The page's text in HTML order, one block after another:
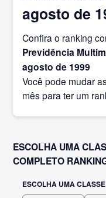
agosto de
Confira o ranking
Previdência
agosto de 1999
Você pode mudar
mês para ter um
ESCOLHA UMA
COMPLETO
ESCOLHA UMA